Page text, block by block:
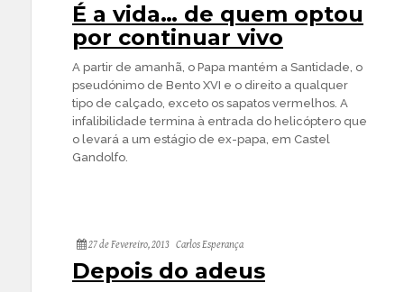
É a vida… de quem optou
por continuar vivo
A partir de amanhã, o Papa mantém a Santidade, o
pseudónimo de Bento XVI e o direito a qualquer
tipo de calçado, exceto os sapatos vermelhos. A
infalibilidade termina à entrada do helicóptero que
o levará a um estágio de ex-papa, em Castel
Gandolfo.
27 de Fevereiro, 2013 Carlos Esperança
Depois do adeus